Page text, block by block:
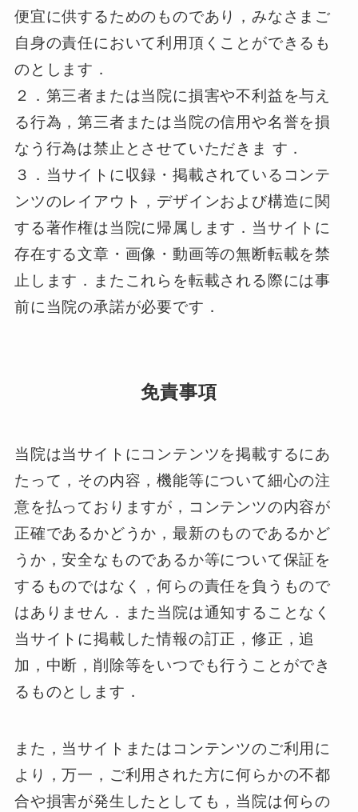
便宜に供するためのものであり，みなさまご
自身の責任において利用頂くことができるも
のとします．
２．第三者または当院に損害や不利益を与え
る行為，第三者または当院の信用や名誉を損
なう行為は禁止とさせていただきま す．
３．当サイトに収録・掲載されているコンテ
ンツのレイアウト，デザインおよび構造に関
する著作権は当院に帰属します．当サイトに
存在する文章・画像・動画等の無断転載を禁
止します．またこれらを転載される際には事
前に当院の承諾が必要です．
免責事項
当院は当サイトにコンテンツを掲載するにあ
たって，その内容，機能等について細心の注
意を払っておりますが，コンテンツの内容が
正確であるかどうか，最新のものであるかど
うか，安全なものであるか等について保証を
するものではなく，何らの責任を負うもので
はありません．また当院は通知することなく
当サイトに掲載した情報の訂正，修正，追
加，中断，削除等をいつでも行うことができ
るものとします．
また，当サイトまたはコンテンツのご利用に
より，万一，ご利用された方に何らかの不都
合や損害が発生したとしても，当院は何らの